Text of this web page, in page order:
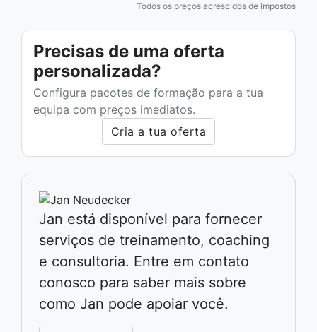
Todos os preços acrescidos de impostos
Precisas de uma oferta
personalizada?
Configura pacotes de formação para a tua
equipa com preços imediatos.
Cria a tua oferta
Jan está disponível para fornecer
serviços de treinamento, coaching
e consultoria. Entre em contato
conosco para saber mais sobre
como Jan pode apoiar você.